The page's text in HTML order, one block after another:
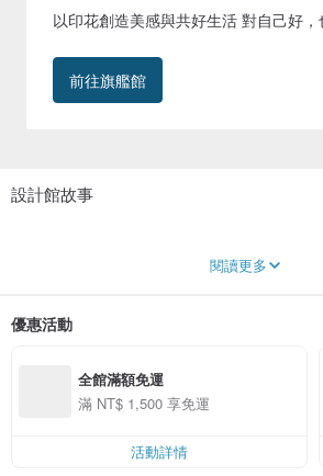
以印花創造美感與共好生活 對自己好
前往旗艦館
設計館故事
專注於開發台灣原創印花，推出包袋、服飾、科技等
從第一款「台灣八哥」印花圖案開始，持續推出具有
印花樂的設計風格平易近人，注重生活實用功能，
念，持續增加永續材質的使用，並與NGO合作，攜
2022年榮獲國際B型企業認證。
除了自有品牌商品，印花樂也為企業提供客製化商品
已累積超過兩百家合作企業，包括麥當勞、資生堂、
閱讀更多
優惠活動
全館滿額免運
滿 NT$ 1,500 享免運
活動詳情